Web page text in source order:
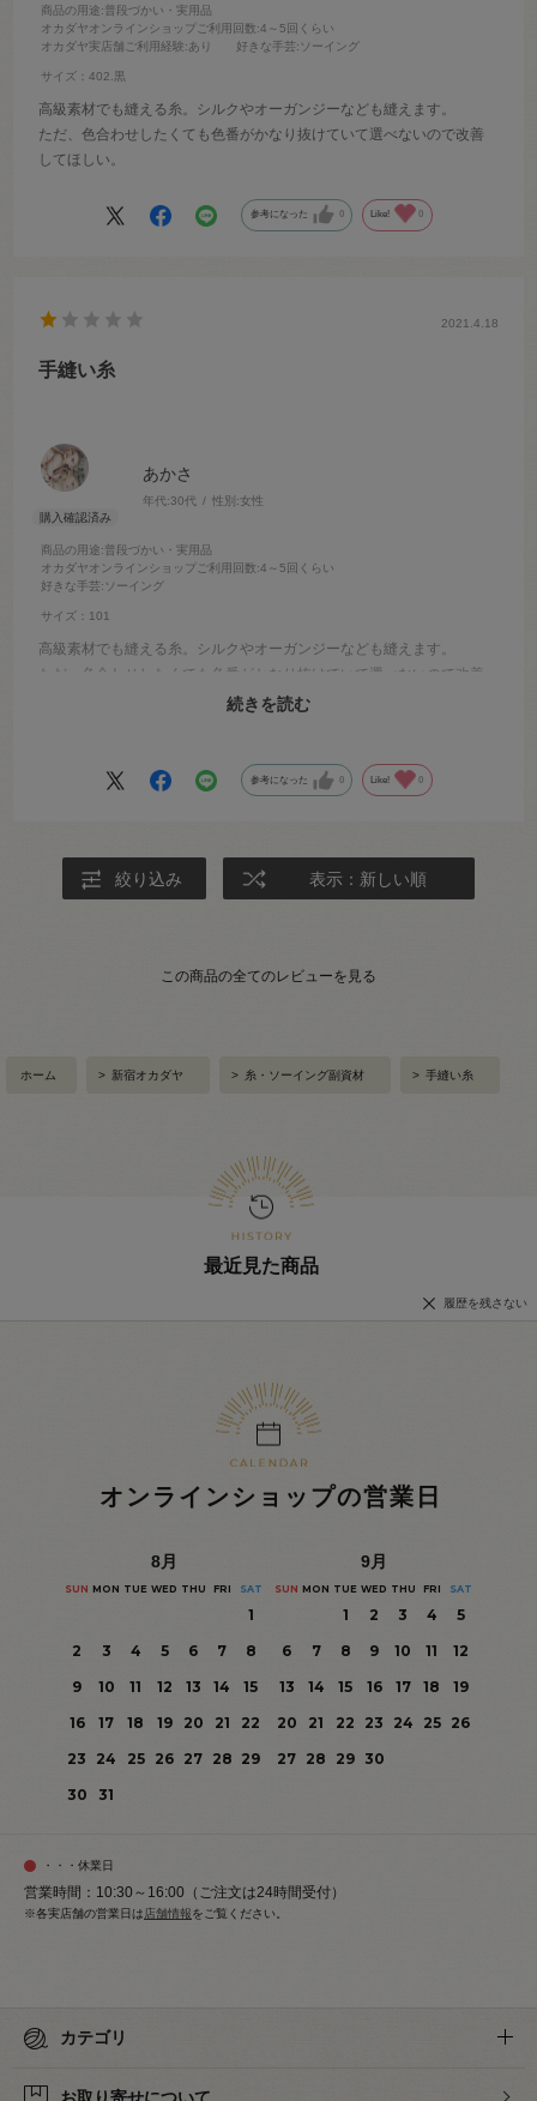
商品の用途:普段づかい・実用品
オカダヤオンラインショップご利用回数:4～5回くらい
オカダヤ実店舗ご利用経験:あり 好きな手芸:ソーイング
サイズ：402.黒
高級素材でも縫える糸。シルクやオーガンジーなども縫えます。
ただ、色合わせしたくても色番がかなり抜けていて選べないので改善
してほしい。
参考になった 0 Like! 0
あかさ
年代:30代 性別:女性
商品の用途:普段づかい・実用品
オカダヤオンラインショップご利用回数:4～5回くらい
好きな手芸:ソーイング
サイズ：101
2021.4.18
手縫い糸
高級素材でも縫える糸。シルクやオーガンジーなども縫えます。
ただ、色合わせしたくても色番がかなり抜けていて選べないので改善
続きを読む
参考になった 0 Like! 0
絞り込み 表示：新しい順
この商品の全てのレビューを見る
ホーム > 新宿オカダヤ > 糸・ソーイング副資材 > 手縫い糸
最近見た商品
履歴を残さない
オンラインショップの営業日
8月
SUN MON TUE WED THU FRI SAT
1
2
3 4 5 6 7
8
9
10 11 12 13 14
15
16
17 18 19 20 21
22
23
24 25 26 27 28 29
30
31
9月
SUN MON TUE WED THU FRI SAT
1 2 3 4
5
6
7 8 9 10 11
12
13
14 15 16 17 18
19
20
21 22 23 24 25
26
27 28 29 30
・・・休業日
営業時間：10:30～16:00（ご注文は24時間受付）
※各実店舗の営業日は 店舗情報をご覧ください。
カテゴリ